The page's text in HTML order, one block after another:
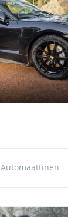
Automaattinen